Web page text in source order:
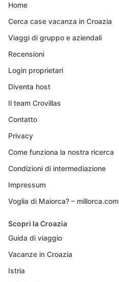
Home
Cerca case vacanza in Croazia
Viaggi di gruppo e aziendali
Recensioni
Login proprietari
Diventa host
Il team Crovillas
Contatto
Privacy
Come funziona la nostra ricerca
Condizioni di intermediazione
Impressum
Voglia di Maiorca? – millorca.com
Scopri la Croazia
Guida di viaggio
Vacanze in Croazia
Istria